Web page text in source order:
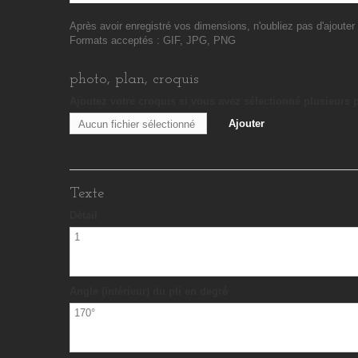
Après avoir enregistré vos dimensions, n'oubliez pas d'ajouter
Formats acceptés : GIF, JPG, PNG
photo, plan, croquis
Aucun fichier sélectionné
Ajouter
Texte